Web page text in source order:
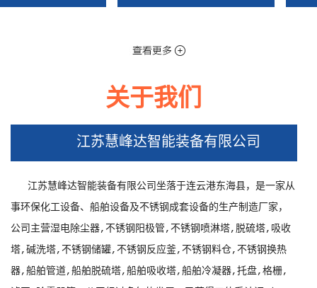
关于我们
江苏慧峰达智能装备有限公司
江苏慧峰达智能装备有限公司坐落于连云港东海县，是一家从
事环保化工设备、船舶设备及不锈钢成套设备的生产制造厂家，
公司主营湿电除尘器,不锈钢阳极管,不锈钢喷淋塔,脱硫塔,吸收
塔,碱洗塔,不锈钢储罐,不锈钢反应釜,不锈钢料仓,不锈钢换热
器,船舶管道,船舶脱硫塔,船舶吸收塔,船舶冷凝器,托盘,格栅,